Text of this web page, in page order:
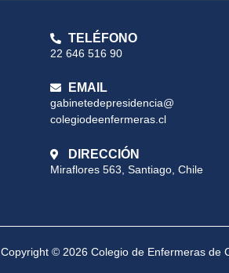
TELÉFONO
22 646 516 90
EMAIL
gabinetedepresidencia@
colegiodeenfermeras.cl
DIRECCIÓN
Miraflores 563, Santiago, Chile
Copyright © 2026 Colegio de Enfermeras de